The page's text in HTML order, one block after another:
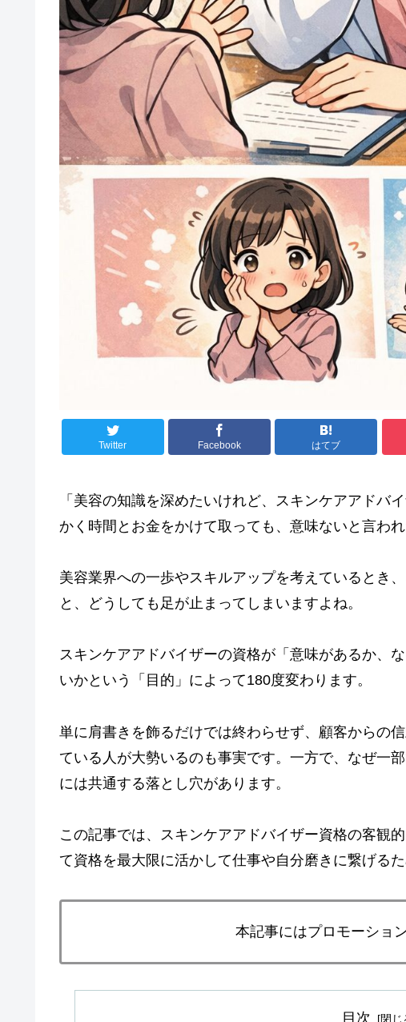
Twitter Facebook はてブ
「美容の知識を深めたいけれど、スキンケアアドバ
かく時間とお金をかけて取っても、意味ないと言わ
美容業界への一歩やスキルアップを考えているとき
と、どうしても足が止まってしまいますよね。
スキンケアアドバイザーの資格が「意味があるか、
いかという「目的」によって180度変わります。
単に肩書きを飾るだけでは終わらせず、顧客からの
ている人が大勢いるのも事実です。一方で、なぜ一
には共通する落とし穴があります。
この記事では、スキンケアアドバイザー資格の客観
て資格を最大限に活かして仕事や自分磨きに繋げる
本記事にはプロモーショ
目次